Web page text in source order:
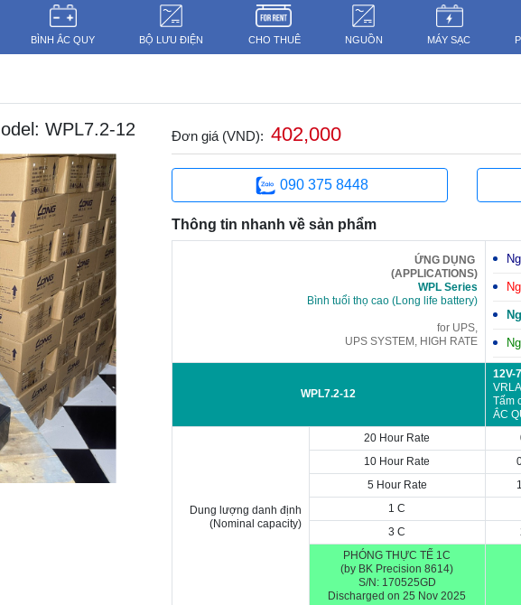
BÌNH ẮC QUY BỘ LƯU ĐIỆN CHO THUÊ NGUỒN MÁY SẠC
WPL7.2-12 Đơn giá (VND): 402,000
090 375 8448
Thông tin nhanh về sản phẩm
ỨNG DỤNG
(APPLICATIONS)
WPL Series
Bình tuổi thọ cao (Long life battery)
for UPS,
UPS SYSTEM, HIGH RATE
WPL7.2-12
12V-
Tấm
ẮC
Dung lượng danh định
(Nominal capacity)
20 Hour Rate
10 Hour Rate
5 Hour Rate
1 C
3 C
PHÓNG THỰC TẾ 1C
(by BK Precision 8614)
S/N: 170525GD
Discharged on 25 Nov 2025